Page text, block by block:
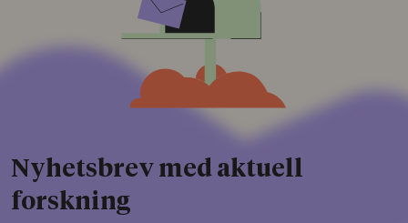
Nyhetsbrev med aktuell
forskning